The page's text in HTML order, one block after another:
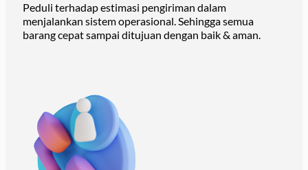
Peduli terhadap estimasi pengiriman dalam
menjalankan sistem operasional. Sehingga semua
barang cepat sampai ditujuan dengan baik & aman.